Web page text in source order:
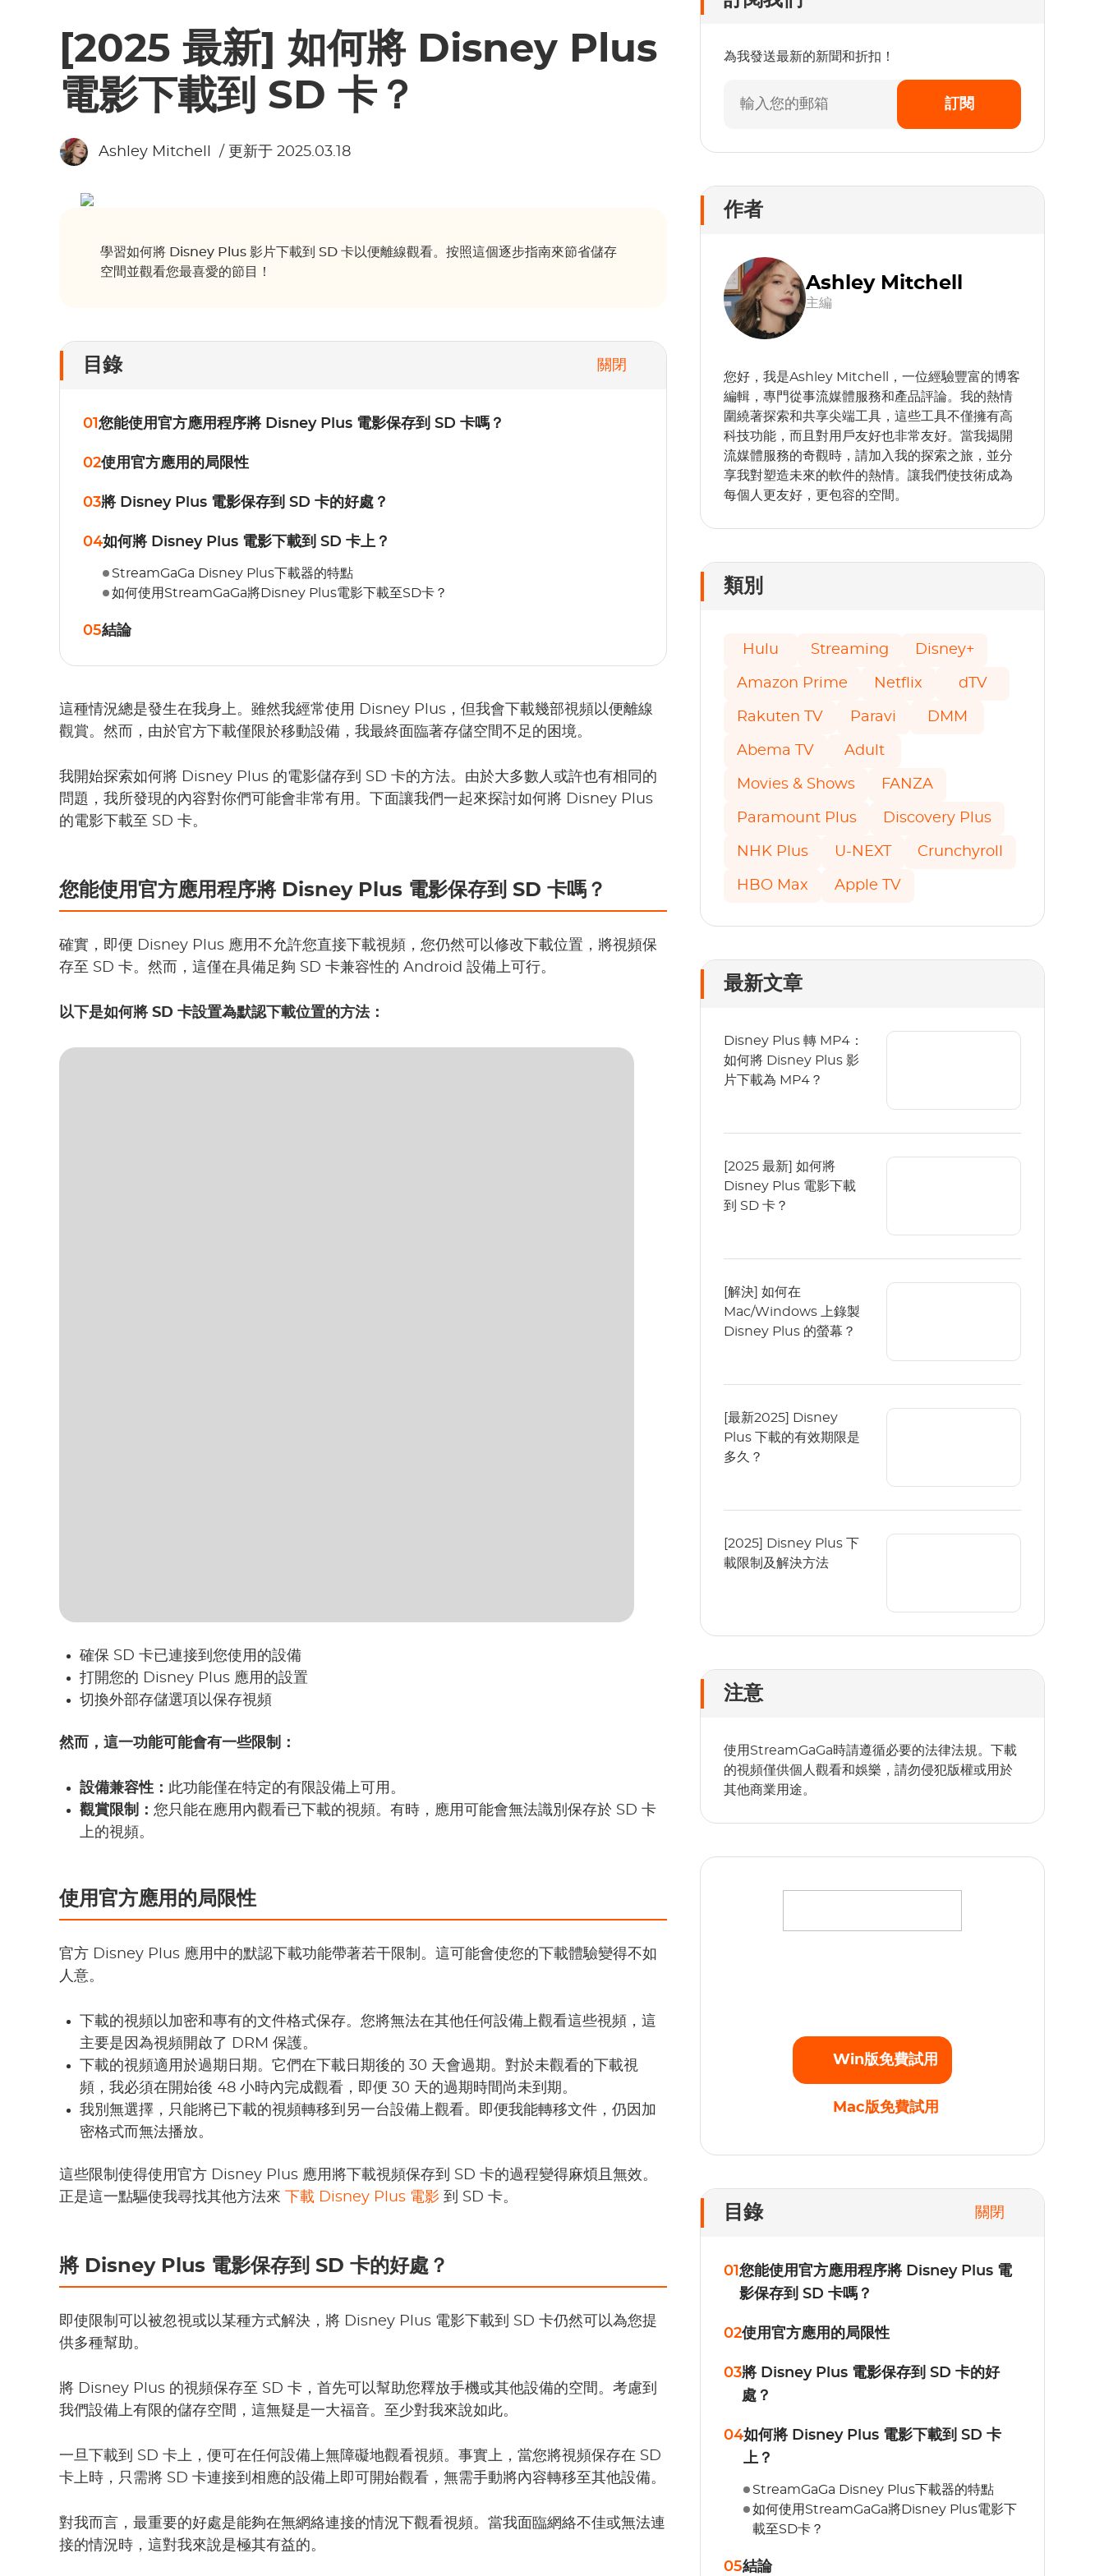
[2025 最新] 如何將 Disney Plus
電影下載到 SD 卡？
Ashley Mitchell / 更新于 2025.03.18
學習如何將 Disney Plus 影片下載到 SD 卡以便離線觀看。按照這個逐步指南來節省儲存
空間並觀看您最喜愛的節目！
目錄 關閉
01 您能使用官方應用程序將 Disney Plus 電影保存到 SD 卡嗎？
02使用官方應用的局限性
03將 Disney Plus 電影保存到 SD 卡的好處？
04如何將 Disney Plus 電影下載到 SD 卡上？
StreamGaGa Disney Plus下載器的特點
如何使用StreamGaGa將Disney Plus電影下載至SD卡？
05結論
這種情況總是發生在我身上。雖然我經常使用 Disney Plus，但我會下載幾部視頻以便離線
觀賞。然而，由於官方下載僅限於移動設備，我最終面臨著存儲空間不足的困境。
我開始探索如何將 Disney Plus 的電影儲存到 SD 卡的方法。由於大多數人或許也有相同的
問題，我所發現的內容對你們可能會非常有用。下面讓我們一起來探討如何將 Disney Plus
的電影下載至 SD 卡。
您能使用官方應用程序將 Disney Plus 電影保存到 SD 卡嗎？
確實，即便 Disney Plus 應用不允許您直接下載視頻，您仍然可以修改下載位置，將視頻保
存至 SD 卡。然而，這僅在具備足夠 SD 卡兼容性的 Android 設備上可行。
以下是如何將 SD 卡設置為默認下載位置的方法：
確保 SD 卡已連接到您使用的設備
打開您的 Disney Plus 應用的設置
切換外部存儲選項以保存視頻
然而，這一功能可能會有一些限制：
設備兼容性： 此功能僅在特定的有限設備上可用。
觀賞限制： 您只能在應用內觀看已下載的視頻。有時，應用可能會無法識別保存於 SD 卡
上的視頻。
使用官方應用的局限性
官方 Disney Plus 應用中的默認下載功能帶著若干限制。這可能會使您的下載體驗變得不如
人意。
下載的視頻以加密和專有的文件格式保存。您將無法在其他任何設備上觀看這些視頻，這
主要是因為視頻開啟了 DRM 保護。
下載的視頻適用於過期日期。它們在下載日期後的 30 天會過期。對於未觀看的下載視
頻，我必須在開始後 48 小時內完成觀看，即便 30 天的過期時間尚未到期。
我別無選擇，只能將已下載的視頻轉移到另一台設備上觀看。即便我能轉移文件，仍因加
密格式而無法播放。
這些限制使得使用官方 Disney Plus 應用將下載視頻保存到 SD 卡的過程變得麻煩且無效。
正是這一點驅使我尋找其他方法來
下載 Disney Plus 電影 到 SD 卡。
將 Disney Plus 電影保存到 SD 卡的好處？
即使限制可以被忽視或以某種方式解決，將 Disney Plus 電影下載到 SD 卡仍然可以為您提
供多種幫助。
將 Disney Plus 的視頻保存至 SD 卡，首先可以幫助您釋放手機或其他設備的空間。考慮到
我們設備上有限的儲存空間，這無疑是一大福音。至少對我來說如此。
一旦下載到 SD 卡上，便可在任何設備上無障礙地觀看視頻。事實上，當您將視頻保存在 SD
卡上時，只需將 SD 卡連接到相應的設備上即可開始觀看，無需手動將內容轉移至其他設備。
對我而言，最重要的好處是能夠在無網絡連接的情況下觀看視頻。當我面臨網絡不佳或無法連
接的情況時，這對我來說是極其有益的。
為我發送最新的新聞和折扣！
訂閱
作者
Ashley Mitchell
主編
您好，我是Ashley Mitchell，一位經驗豐富的博客
編輯，專門從事流媒體服務和產品評論。我的熱情
圍繞著探索和共享尖端工具，這些工具不僅擁有高
科技功能，而且對用戶友好也非常友好。當我揭開
流媒體服務的奇觀時，請加入我的探索之旅，並分
享我對塑造未來的軟件的熱情。讓我們使技術成為
每個人更友好，更包容的空間。
類別
Hulu Streaming Disney+
Amazon Prime Netflix dTV
Rakuten TV Paravi DMM
Abema TV Adult
Movies & Shows FANZA
Paramount Plus Discovery Plus
NHK Plus U-NEXT Crunchyroll
HBO Max Apple TV
最新文章
Disney Plus 轉 MP4：
如何將 Disney Plus 影
片下載為 MP4？
[2025 最新] 如何將
Disney Plus 電影下載
到 SD 卡？
[解決] 如何在
Mac/Windows 上錄製
Disney Plus 的螢幕？
[最新2025] Disney
Plus 下載的有效期限是
多久？
[2025] Disney Plus 下
載限制及解決方法
注意
使用StreamGaGa時請遵循必要的法律法規。下載
的視頻僅供個人觀看和娛樂，請勿侵犯版權或用於
其他商業用途。
Win版免費試用
Mac版免費試用
目錄 關閉
01 您能使用官方應用程序將 Disney Plus 電
影保存到 SD 卡嗎？
02使用官方應用的局限性
03將 Disney Plus 電影保存到 SD 卡的好
處？
04如何將 Disney Plus 電影下載到 SD 卡
上？
StreamGaGa Disney Plus下載器的特點
如何使用StreamGaGa將Disney Plus電影下
載至SD卡？
05結論